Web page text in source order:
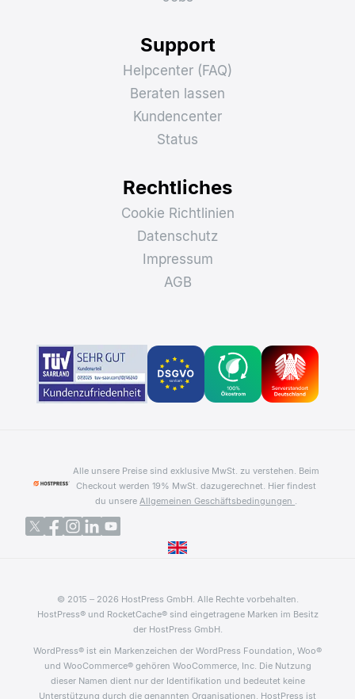
Support
Helpcenter (FAQ)
Beraten lassen
Kundencenter
Status
Rechtliches
Cookie Richtlinien
Datenschutz
Impressum
AGB
Alle unsere Preise sind exklusive MwSt. zu verstehen. Beim
Checkout werden 19% MwSt. dazugerechnet. Hier findest
du unsere Allgemeinen Geschäftsbedingungen
© 2015 – 2026 HostPress GmbH. Alle Rechte vorbehalten.
HostPress® und RocketCache® sind eingetragene Marken im Besitz
der HostPress GmbH.
WordPress® ist ein Markenzeichen der WordPress Foundation, Woo®
und WooCommerce® gehören WooCommerce, Inc. Die Nutzung
dieser Namen dient nur der Identifikation und bedeutet keine
Unterstützung durch die genannten Organisationen. HostPress ist